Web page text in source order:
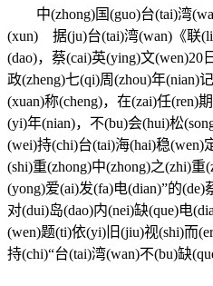
中(zhong)国(guo)台(tai)湾
(xun) 据(ju)台(tai)湾(wan)《联
(dao)，蔡(cai)英(ying)文(wen)20
政(zheng)七(qi)周(zhou)年(nian)
(xuan)称(cheng)，在(zai)任(ren)
(yi)年(nian)，不(bu)会(hui)松
(wei)持(chi)台(tai)海(hai)稳(wen)
(shi)重(zhong)中(zhong)之(zhi)重
(yong)爱(ai)发(fa)电(dian)”的(de)
对(dui)岛(dao)内(nei)缺(que)电
(wen)题(ti)依(yi)旧(jiu)视(shi)而
持(chi)“台(tai)湾(wan)不(bu)缺